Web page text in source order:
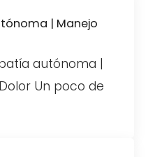
| Manejo
autónoma |
Un poco de